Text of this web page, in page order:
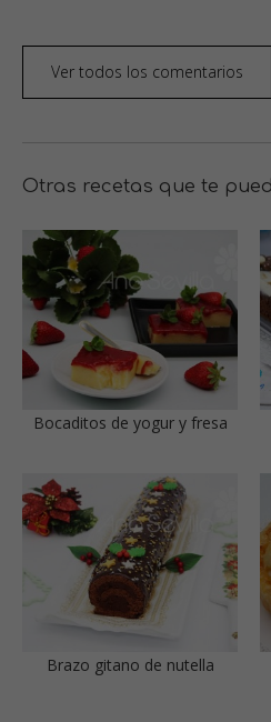
Ver todos los comentarios
Otras recetas que te
Bocaditos de yogur y fresa
Brazo gitano de nutella